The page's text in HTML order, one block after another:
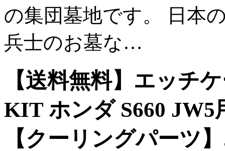
の集団墓地です。 日本
兵士のお墓な…
【送料無料】エッチ
KIT ホンダ S660 JW5
【クーリングパーツ